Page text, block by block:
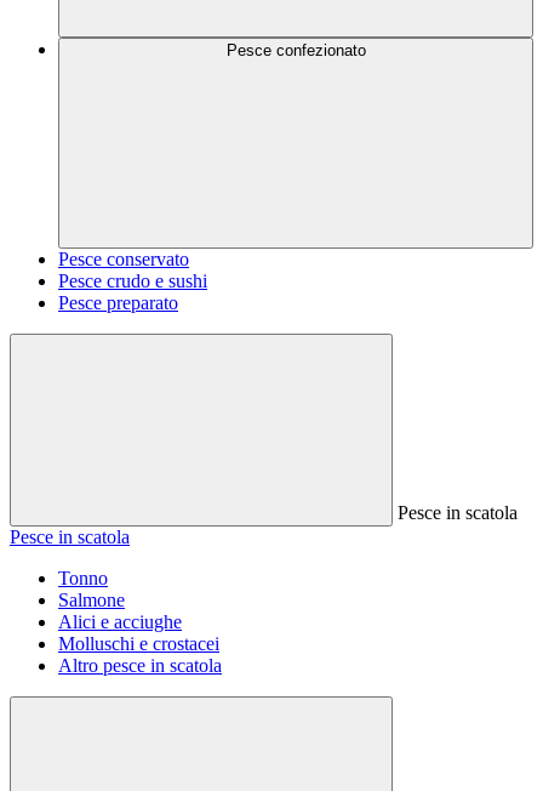
Pesce confezionato
Pesce conservato
Pesce crudo e sushi
Pesce preparato
Pesce in scatola
Pesce in scatola
Tonno
Salmone
Alici e acciughe
Molluschi e crostacei
Altro pesce in scatola